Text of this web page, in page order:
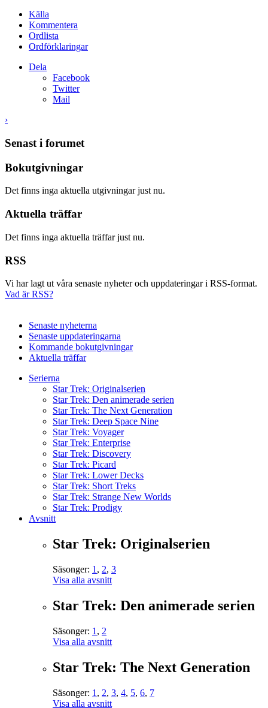
Källa
Kommentera
Ordlista
Ordförklaringar
Dela
Facebook
Twitter
Mail
›
Senast i forumet
Bokutgivningar
Det finns inga aktuella utgivningar just nu.
Aktuella träffar
Det finns inga aktuella träffar just nu.
RSS
Vi har lagt ut våra senaste nyheter och uppdateringar i RSS-format.
Vad är RSS?
Senaste nyheterna
Senaste uppdateringarna
Kommande bokutgivningar
Aktuella träffar
Serierna
Star Trek: Originalserien
Star Trek: Den animerade serien
Star Trek: The Next Generation
Star Trek: Deep Space Nine
Star Trek: Voyager
Star Trek: Enterprise
Star Trek: Discovery
Star Trek: Picard
Star Trek: Lower Decks
Star Trek: Short Treks
Star Trek: Strange New Worlds
Star Trek: Prodigy
Avsnitt
Star Trek: Originalserien
Säsonger: 1 , 2, 3
Visa alla avsnitt
Star Trek: Den animerade serien
Säsonger: 1 , 2
Visa alla avsnitt
Star Trek: The Next Generation
Säsonger: 1 , 2, 3, 4, 5, 6, 7
Visa alla avsnitt